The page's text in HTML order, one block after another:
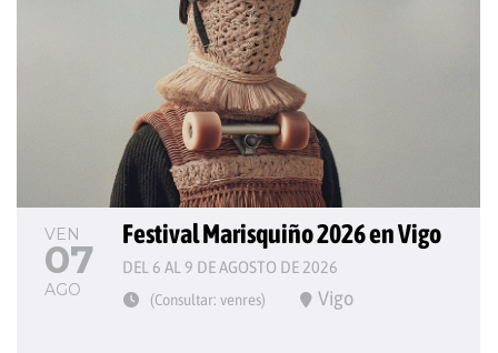
VEN
07
AGO
Festival Marisquiño 2026 en Vigo
DEL 6 AL 9 DE AGOSTO DE 2026
(Consultar: venres) Vigo